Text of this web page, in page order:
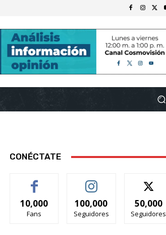
CONÉCTATE
10,000
Fans
100,000
Seguidores
50,000
Seguidores